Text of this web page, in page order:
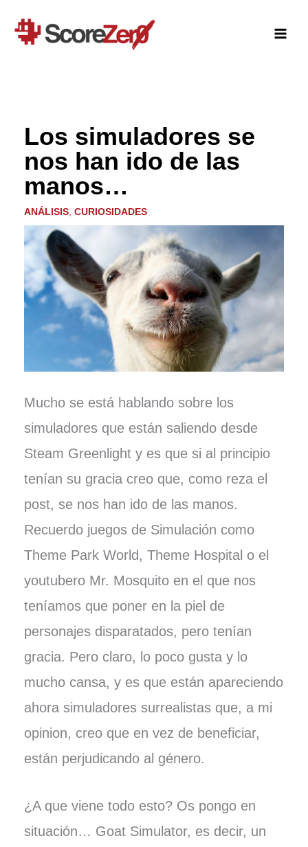
contenido
Los simuladores se
nos han ido de las
manos…
ANÁLISIS, CURIOSIDADES
Mucho se está hablando sobre los
simuladores que están saliendo desde
Steam Greenlight y es que si al principio
tenían su gracia creo que, como reza el
post, se nos han ido de las manos.
Recuerdo juegos de Simulación como
Theme Park World, Theme Hospital o el
youtubero Mr. Mosquito en el que nos
teníamos que poner en la piel de
personajes disparatados, pero tenían
gracia. Pero claro, lo poco gusta y lo
mucho cansa, y es que están apareciendo
ahora simuladores surrealistas que, a mi
opinion, creo que en vez de beneficiar,
están perjudicando al género.
¿A que viene todo esto? Os pongo en
situación… Goat Simulator, es decir, un